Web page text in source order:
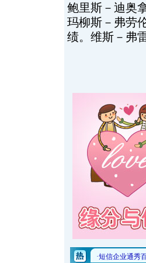
鲍里斯－迪奥
玛柳斯－弗劳
绩。维斯－弗